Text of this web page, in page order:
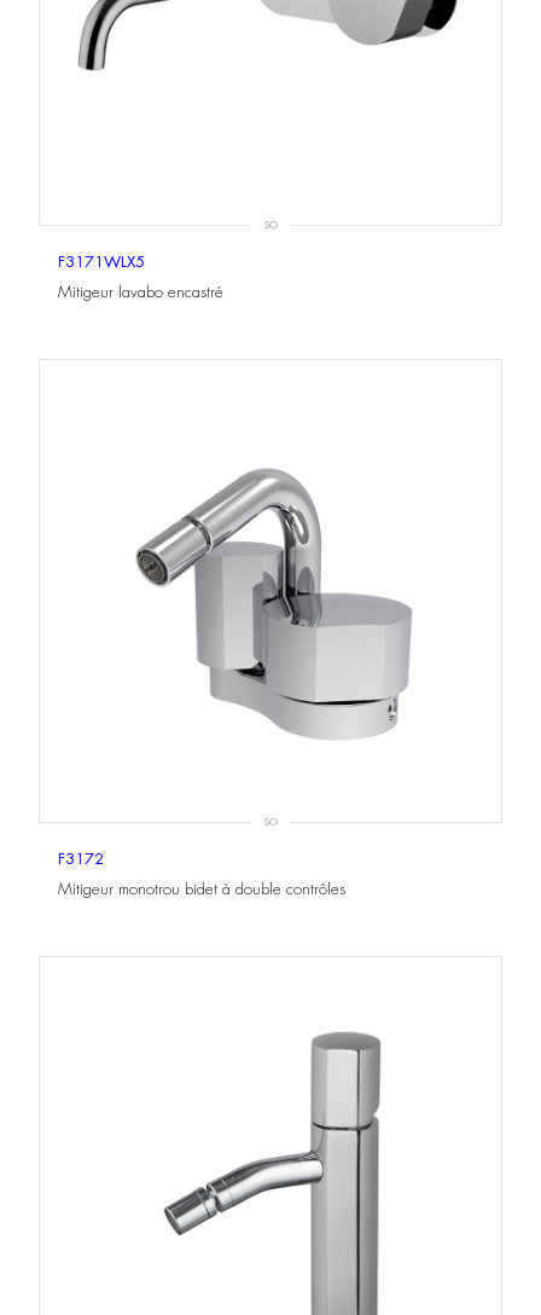
SO
F3171WLX5
Mitigeur lavabo encastré
SO
F3172
Mitigeur monotrou bidet à double contrôles